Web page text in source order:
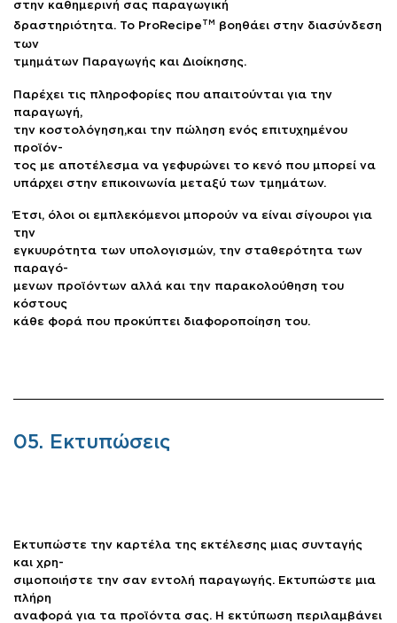
στην καθημερινή σας παραγωγική
δραστηριότητα. Το ProRecipe TM βοηθάει στην διασύνδεση
των
τμημάτων Παραγωγής και Διοίκησης.
Παρέχει τις πληροφορίες που απαιτούνται για την
παραγωγή,
την κοστολόγηση,και την πώληση ενός επιτυχημένου
προϊόν-
τος με αποτέλεσμα να γεφυρώνει το κενό που μπορεί να
υπάρχει στην επικοινωνία μεταξύ των τμημάτων.
Έτσι, όλοι οι εμπλεκόμενοι μπορούν να είναι σίγουροι για
την
εγκυυρότητα των υπολογισμών, την σταθερότητα των
παραγό-
μενων προϊόντων αλλά και την παρακολούθηση του
κόστους
κάθε φορά που προκύπτει διαφοροποίηση του.
05. Εκτυπώσεις
Εκτυπώστε την καρτέλα της εκτέλεσης μιας συνταγής
και χρη-
σιμοποιήστε την σαν εντολή παραγωγής. Εκτυπώστε μια
πλήρη
αναφορά για τα προϊόντα σας. Η εκτύπωση περιλαμβάνει